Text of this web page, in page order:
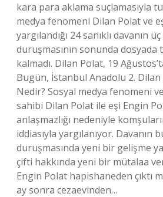
kara para aklama suçlamasıyla
medya fenomeni Dilan Polat ve
yargılandığı 24 sanıklı davanın
duruşmasının sonunda dosyada
kalmadı. Dilan Polat, 19
Bugün, İstanbul Anadolu 2.
Nedir? Sosyal medya fenomeni
sahibi Dilan Polat ile eşi Engin
anlaşmazlığı nedeniyle
iddiasıyla yargılanıyor. Davanın
duruşmasında yeni bir gelişme
çifti hakkında yeni bir mütalaa
Engin Polat hapishaneden çıktı
ay sonra cezaevinden…